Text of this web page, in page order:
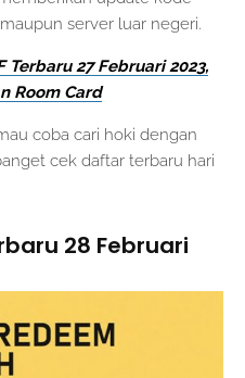
server luar negeri.
Terbaru 27 Februari 2023,
Room Card
coba cari hoki dengan
cek daftar terbaru hari
28 Februari